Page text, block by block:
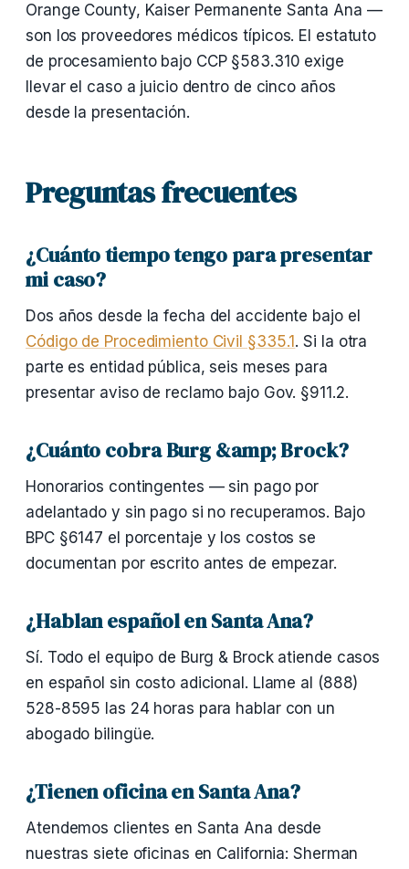
Orange County, Kaiser Permanente Santa Ana —
son los proveedores médicos típicos. El estatuto
de procesamiento bajo CCP §583.310 exige
llevar el caso a juicio dentro de cinco años
desde la presentación.
Preguntas frecuentes
¿Cuánto tiempo tengo para presentar
mi caso?
Dos años desde la fecha del accidente bajo el
Código de Procedimiento Civil §335.1 . Si la otra
parte es entidad pública, seis meses para
presentar aviso de reclamo bajo Gov. §911.2.
¿Cuánto cobra Burg &amp; Brock?
Honorarios contingentes — sin pago por
adelantado y sin pago si no recuperamos. Bajo
BPC §6147 el porcentaje y los costos se
documentan por escrito antes de empezar.
¿Hablan español en Santa Ana?
Sí. Todo el equipo de Burg & Brock atiende casos
en español sin costo adicional. Llame al (888)
528-8595 las 24 horas para hablar con un
abogado bilingüe.
¿Tienen oficina en Santa Ana?
Atendemos clientes en Santa Ana desde
nuestras siete oficinas en California: Sherman